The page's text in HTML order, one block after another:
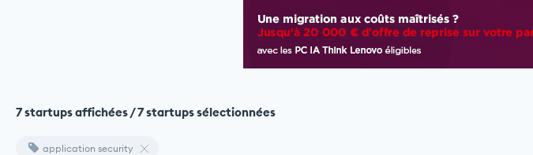
7 startups affichées / 7 startups sélectionnées
application security